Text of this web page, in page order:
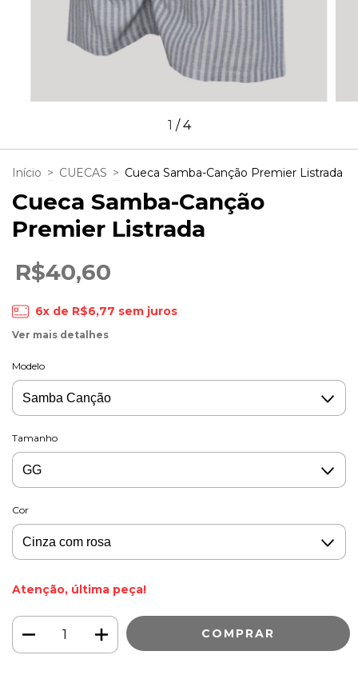
1 /4
Início > CUECAS > Cueca Samba-Canção Premier Listrada
Cueca Samba-Canção
Premier Listrada
R$40,60
6x de R$6,77 sem juros
Ver mais detalhes
Modelo
Tamanho
Cor
Atenção, última peça!